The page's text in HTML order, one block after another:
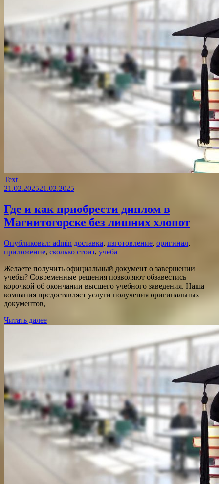
Text
21.02.202521.02.2025
Где и как приобрести диплом в
Магнитогорске без лишних хлопот
Опубликовал: admin доставка, изготовление, оригинал,
приложение, сколько стоит, учеба
Желаете получить официальный документ о завершении
учебы? Современные решения позволяют обзавестись
корочкой об окончании высшего учебного заведения. Наша
компания предоставляет услуги получения оригинальных
документов,
Читать далее